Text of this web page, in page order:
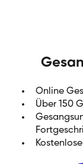
Online
Über 150